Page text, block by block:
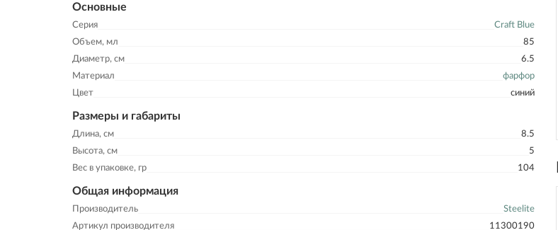
Основные
Серия
Craft Blue
Объем, мл
85
Диаметр, см
6.5
Материал
фарфор
Цвет
синий
Размеры и габариты
Длина, см
8.5
Высота, см
5
Вес в упаковке, гр
104
Общая информация
Производитель
Steelite
Артикул производителя
11300190